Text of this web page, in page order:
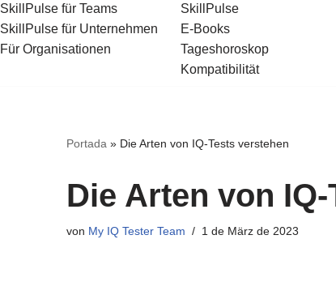
SkillPulse für Teams
SkillPulse für Unternehmen
Für Organisationen
SkillPulse
E-Books
Tageshoroskop
Kompatibilität
Portada » Die Arten von IQ-Tests verstehen
Die Arten von
von My IQ Tester Team 1 de März de 2023